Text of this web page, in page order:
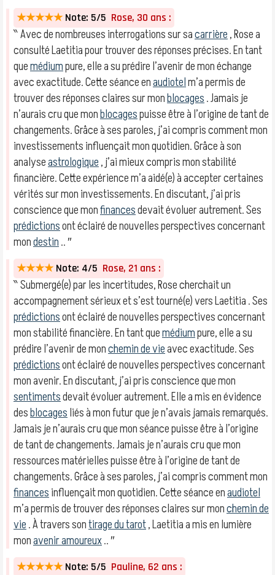
★★★★★ Note: 5/5 Rose, 30 ans :
‶ Avec de nombreuses interrogations sur sacarrière, Rose a
consulté Laetitia pour trouver des réponses précises. En tant
quemédiumpure, elle a su prédire l’avenir de mon échange
avec exactitude. Cette séance enaudiotelm’a permis de
trouver des réponses claires sur monblocages. Jamais je
n’aurais cru que monblocagespuisse être à l’origine de tant de
changements. Grâce à ses paroles, j’ai compris comment mon
investissements influençait mon quotidien. Grâce à son
analyseastrologique, j’ai mieux compris mon stabilité
financière. Cette expérience m’a aidé(e) à accepter certaines
vérités sur mon investissements. En discutant, j’ai pris
conscience que monfinancesdevait évoluer autrement. Ses
prédictionsont éclairé de nouvelles perspectives concernant
mondestin.. ″
★★★★ Note: 4/5 Rose, 21 ans :
‶ Submergé(e) par les incertitudes, Rose cherchait un
accompagnement sérieux et s’est tourné(e) vers Laetitia . Ses
prédictionsont éclairé de nouvelles perspectives concernant
mon stabilité financière. En tant quemédiumpure, elle a su
prédire l’avenir de monchemin de vieavec exactitude. Ses
prédictionsont éclairé de nouvelles perspectives concernant
mon avenir. En discutant, j’ai pris conscience que mon
sentimentsdevait évoluer autrement. Elle a mis en évidence
desblocagesliés à mon futur que je n’avais jamais remarqués.
Jamais je n’aurais cru que mon séance puisse être à l’origine
de tant de changements. Jamais je n’aurais cru que mon
ressources matérielles puisse être à l’origine de tant de
changements. Grâce à ses paroles, j’ai compris comment mon
financesinfluençait mon quotidien. Cette séance enaudiotel
m’a permis de trouver des réponses claires sur monchemin de
vie. À travers sontirage du tarot, Laetitia a mis en lumière
monavenir amoureux.. ″
★★★★★ Note: 5/5 Pauline, 62 ans :